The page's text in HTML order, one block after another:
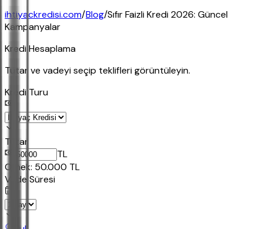
ihtiyackredisi.com/Blog/Sıfır Faizli Kredi 2026: Güncel
Kampanyalar
Kredi Hesaplama
Tutar ve vadeyi seçip teklifleri görüntüleyin.
Kredi Turu
Tutar
TL
Ornek: 50.000 TL
Vade Süresi